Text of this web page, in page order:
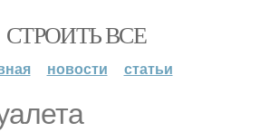
СТРОИТЬ ВСЕ
новости статьи